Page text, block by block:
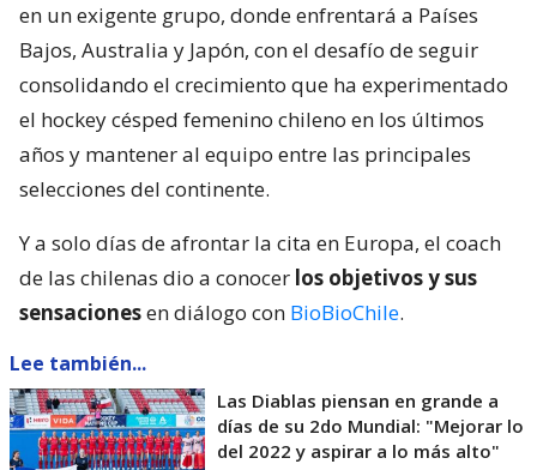
en un exigente grupo, donde enfrentará a Países
Bajos, Australia y Japón, con el desafío de seguir
consolidando el crecimiento que ha experimentado
el hockey césped femenino chileno en los últimos
años y mantener al equipo entre las principales
selecciones del continente.
Y a solo días de afrontar la cita en Europa, el coach
de las chilenas dio a conocer los objetivos y sus
sensacionesen diálogo con BioBioChile.
Lee también...
Las Diablas piensan en grande a
días de su 2do Mundial: "Mejorar lo
del 2022 y aspirar a lo más alto"